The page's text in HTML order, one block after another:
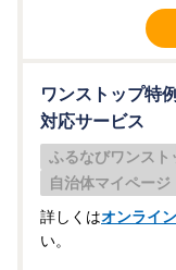
ワンストップ特
対応サービス
ふるなびワンスト
自治体マイページ
詳しくはオンライ
い。